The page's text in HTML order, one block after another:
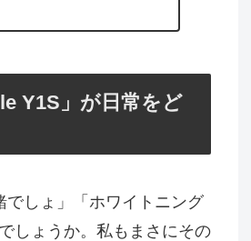
Y1S」が日常をど
でしょ」「ホワイトニング
しょうか。私もまさにその